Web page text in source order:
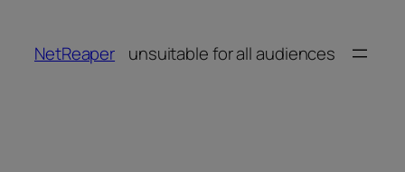
springen
NetReaper unsuitable for all audiences